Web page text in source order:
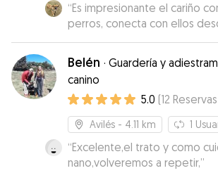
“Es impresionante el cariño
perros, conecta con ellos
Belén · Guardería y
canino
5.0 (12 Reservas
Avilés - 4.11 km 1
“Excelente,el trato y como
nano,volveremos a repetir,”